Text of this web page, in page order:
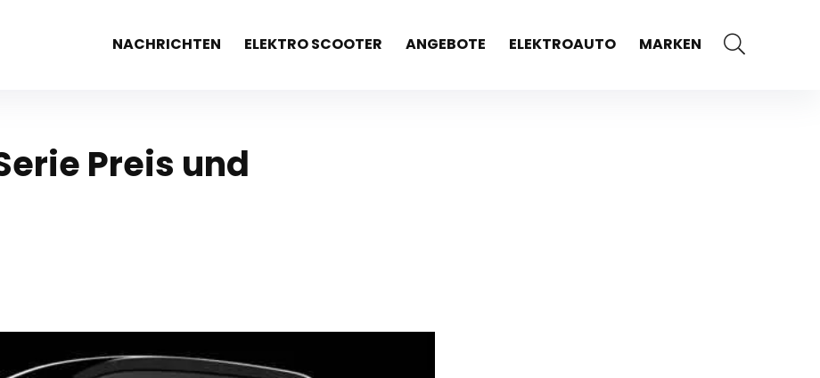
NACHRICHTEN ELEKTRO SCOOTER ANGEBOTE ELEKTROAUTO MARKEN
Preis und